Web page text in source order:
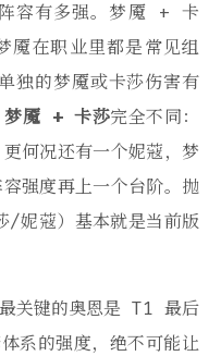
容有多强。梦魇 + 卡
在职业里都是常见组
独的梦魇或卡莎伤害有
魇 + 卡莎完全不同：
何况还有一个妮蔻，梦
强度再上一个台阶。抛
妮蔻）基本就是当前版
关键的奥恩是 T1 最后
系的强度，绝不可能让